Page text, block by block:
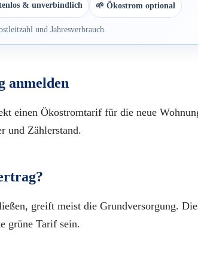
& unverbindlich 🌱 Ökostrom optional
und Jahresverbrauch.
anmelden
einen Ökostromtarif für die neue
und Zählerstand.
greift meist die Grundversorgung.
grüne Tarif sein.